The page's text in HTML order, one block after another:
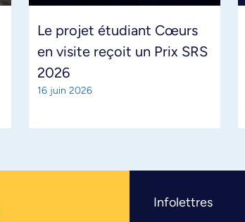
Le projet étudiant Cœurs
en visite reçoit un Prix SRS
2026
16 juin 2026
Infolettres